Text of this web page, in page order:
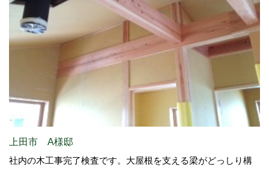
上田市 A様邸
社内の木工事完了検査です。大屋根を支える梁がどっしり構